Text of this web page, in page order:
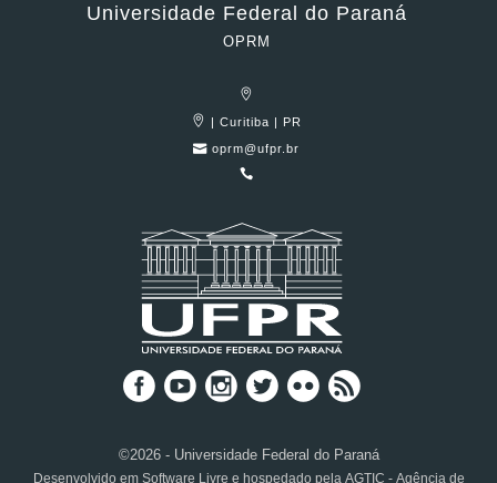
Universidade Federal do Paraná
OPRM
| Curitiba | PR
oprm@ufpr.br
©2026 - Universidade Federal do Paraná
Desenvolvido em Software Livre e hospedado pela AGTIC - Agência de